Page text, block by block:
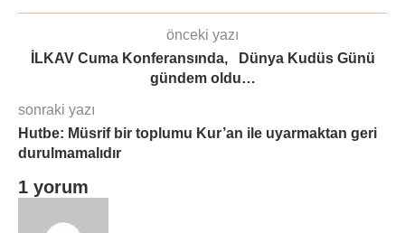
önceki yazı
İLKAV Cuma Konferansında, Dünya Kudüs Günü
gündem oldu…
sonraki yazı
Hutbe: Müsrif bir toplumu Kur’an ile uyarmaktan geri
durulmamalıdır
1 yorum